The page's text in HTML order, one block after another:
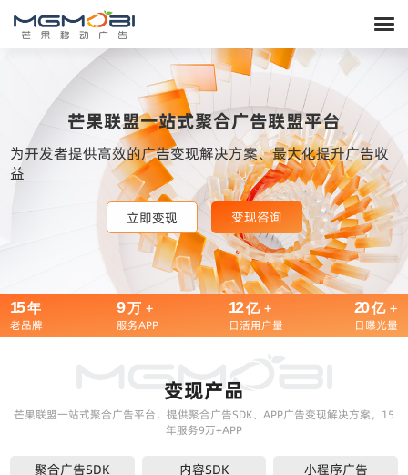
立即变现 变现咨询
芒果联盟一站式聚合广告联盟平台
为开发者提供高效的广告变现解决方案、最大化提升广告收
益
立即变现 变现咨询
立即变现 变现咨询
15 年
老品牌
9 万 +
服务APP
12 亿 +
日活用户量
20 亿 +
日曝光量
变现产品
芒果联盟一站式聚合广告平台，提供聚合广告SDK、APP广告变现解决方案，15
年服务9万+APP
聚合广告SDK 内容SDK
小程序广告